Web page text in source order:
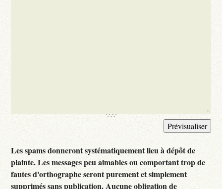
Les spams donneront systématiquement lieu à dépôt de
plainte. Les messages peu aimables ou comportant trop de
fautes d'orthographe seront purement et simplement
supprimés sans publication. Aucune obligation de